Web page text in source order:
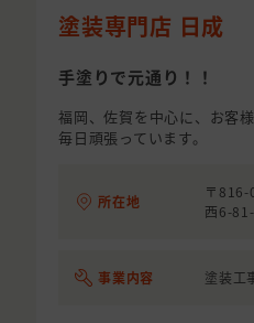
塗装専門店 日成
手塗りで元通り！！
福岡、佐賀を中心に、お客
毎日頑張っています。
所在地
〒816-
西6-
事業内容 塗装工